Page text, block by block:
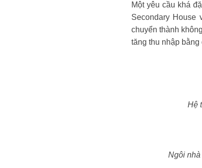
Một yêu cầu khá
Secondary
chuyển thành
tăng thu nhập bằng
Hệ
Ngôi nhà